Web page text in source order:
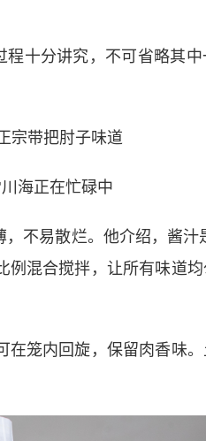
十分讲究，不可省略其中
海正在忙碌中
易散烂。他介绍，酱汁
混合搅拌，让所有味道
笼内回旋，保留肉香味。